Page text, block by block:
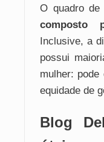
O quadro de
composto
Inclusive, a
possui
mulher:
equidade de
Blog